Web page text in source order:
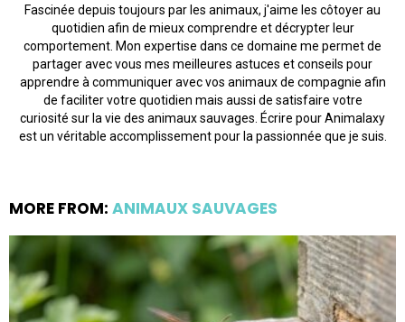
Fascinée depuis toujours par les animaux, j'aime les côtoyer au
quotidien afin de mieux comprendre et décrypter leur
comportement. Mon expertise dans ce domaine me permet de
partager avec vous mes meilleures astuces et conseils pour
apprendre à communiquer avec vos animaux de compagnie afin
de faciliter votre quotidien mais aussi de satisfaire votre
curiosité sur la vie des animaux sauvages. Écrire pour Animalaxy
est un véritable accomplissement pour la passionnée que je suis.
MORE FROM: ANIMAUX SAUVAGES